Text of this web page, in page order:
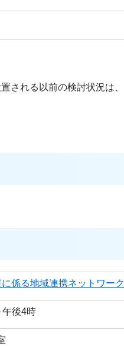
される以前の検討状況は
係る地域連携ネットワー
午後4時